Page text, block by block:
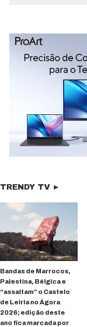
TRENDY TV ►
Bandas de Marrocos,
Palestina, Bélgica e
“assaltam” o Castelo
de Leiria no Ágora
2026; edição deste
ano fica marcada por